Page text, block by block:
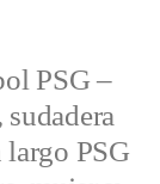
PSG –
largo PSG